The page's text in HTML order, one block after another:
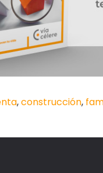
,construcción,